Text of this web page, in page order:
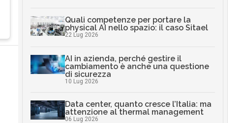
Quali competenze per portare la
physical AI nello spazio: il caso Sitael
22 Lug 2026
AI in azienda, perché gestire il
cambiamento è anche una questione
di sicurezza
10 Lug 2026
Data center, quanto cresce l’Italia: ma
attenzione al thermal management
06 Lug 2026